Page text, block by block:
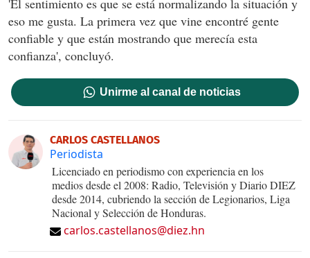
'El sentimiento es que se está normalizando la situación y
eso me gusta. La primera vez que vine encontré gente
confiable y que están mostrando que merecía esta
confianza', concluyó.
Unirme al canal de noticias
CARLOS CASTELLANOS
Periodista
Licenciado en periodismo con experiencia en los
medios desde el 2008: Radio, Televisión y Diario DIEZ
desde 2014, cubriendo la sección de Legionarios, Liga
Nacional y Selección de Honduras.
carlos.castellanos@diez.hn